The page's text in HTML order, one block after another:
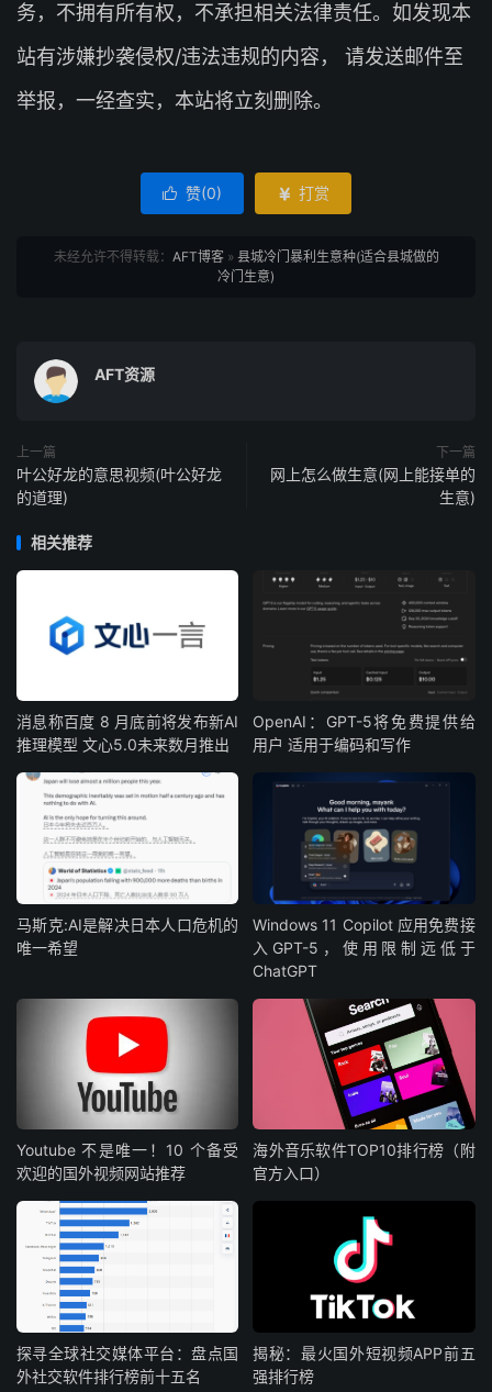
务，不拥有所有权，不承担相关法律责任。如发现本
站有涉嫌抄袭侵权/违法违规的内容， 请发送邮件至
举报，一经查实，本站将立刻删除。
 赞(0)  打赏
未经允许不得转载： AFT博客» 县城冷门暴利生意种(适合县城做的
冷门生意)
AFT资源
上一篇
叶公好龙的意思视频(叶公好龙
的道理)
下一篇
网上怎么做生意(网上能接单的
生意)
相关推荐
消息称百度 8 月底前将发布新AI
推理模型 文心5.0未来数月推出
OpenAI：GPT-5将免费提供给
用户 适用于编码和写作
马斯克:AI是解决日本人口危机的
唯一希望
Windows 11 Copilot 应用免费接
入GPT-5，使用限制远低于
ChatGPT
Youtube 不是唯一！10 个备受
欢迎的国外视频网站推荐
海外音乐软件TOP10排行榜（附
官方入口）
探寻全球社交媒体平台：盘点国
外社交软件排行榜前十五名
揭秘：最火国外短视频APP前五
强排行榜